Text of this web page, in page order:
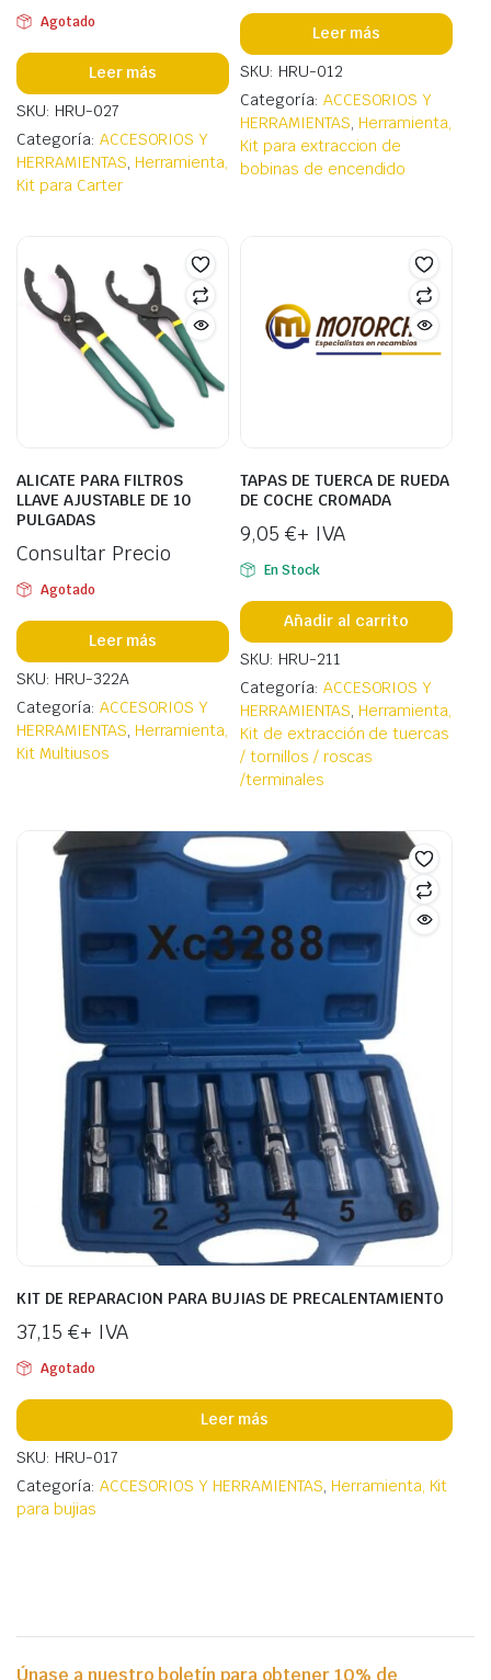
Agotado
Leer más
SKU: HRU-027
Categoría: ACCESORIOS Y
HERRAMIENTAS, Herramienta,
Kit para Carter
Leer más
SKU: HRU-012
Categoría: ACCESORIOS Y
HERRAMIENTAS, Herramienta,
Kit para extraccion de
bobinas de encendido
ALICATE PARA FILTROS
LLAVE AJUSTABLE DE 10
PULGADAS
Consultar Precio
Agotado
Leer más
SKU: HRU-322A
Categoría: ACCESORIOS Y
HERRAMIENTAS, Herramienta,
Kit Multiusos
TAPAS DE TUERCA DE RUEDA
DE COCHE CROMADA
9,05 €+ IVA
En Stock
Añadir al carrito
SKU: HRU-211
Categoría: ACCESORIOS Y
HERRAMIENTAS, Herramienta,
Kit de extracción de tuercas
/ tornillos / roscas
/terminales
KIT DE REPARACION PARA BUJIAS DE PRECALENTAMIENTO
37,15 €+ IVA
Agotado
Leer más
SKU: HRU-017
Categoría: ACCESORIOS Y HERRAMIENTAS, Herramienta, Kit
para bujias
Únase a nuestro boletín para obtener 10% de